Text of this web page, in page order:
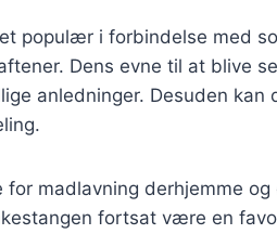
populær i forbindelse med
Dens evne til at blive
anledninger. Desuden
madlavning derhjemme
fortsat være en